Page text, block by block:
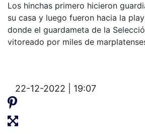
Los hinchas primero hicieron
su casa y luego fueron hacia la
donde el guardameta de la
vitoreado por miles de
22-12-2022 | 19:07